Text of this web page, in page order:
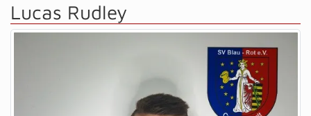
Lucas Rudley